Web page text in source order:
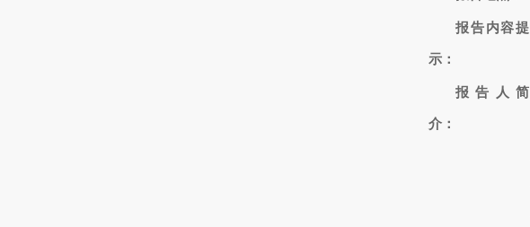
报告内容提
示：
报告人简
介：